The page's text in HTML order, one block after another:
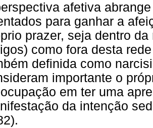
afetiva
para ganhar a
prazer, seja dentro
como fora desta
definida como
importante o
em ter uma
da intenção